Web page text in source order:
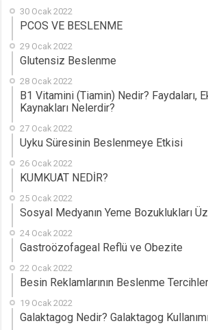
30 Ocak 2022
PCOS VE BESLENME
29 Ocak 2022
Glutensiz Beslenme
28 Ocak 2022
B1 Vitamini (Tiamin) Nedir? Faydaları,
Kaynakları Nelerdir?
27 Ocak 2022
Uyku Süresinin Beslenmeye Etkisi
26 Ocak 2022
KUMKUAT NEDİR?
25 Ocak 2022
Sosyal Medyanın Yeme Bozuklukları
24 Ocak 2022
Gastroözofageal Reflü ve Obezite
22 Ocak 2022
Besin Reklamlarının Beslenme
19 Ocak 2022
Galaktagog Nedir? Galaktagog